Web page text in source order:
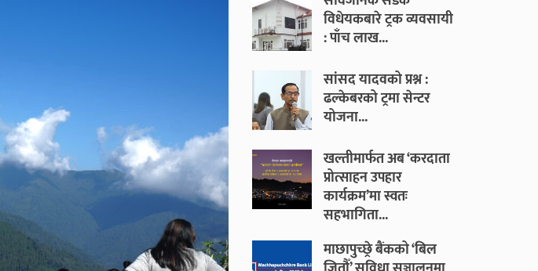
विधेयकबारे ट्रक व्यवसायी
: पाँच लाख...
सांसद यादवको प्रश्न :
ढल्केबरको ट्रमा सेन्टर
योजना...
खल्तीमार्फत अब ‘करदाता
प्रोत्साहन उपहार
कार्यक्रम’मा स्वतः
सहभागिता...
माछापुच्छ्रे बैंकको ‘बिल